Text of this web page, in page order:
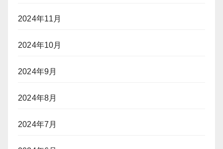
2024年11月
2024年10月
2024年9月
2024年8月
2024年7月